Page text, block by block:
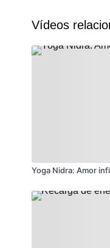
Vídeos
Yoga Nidra: Amor